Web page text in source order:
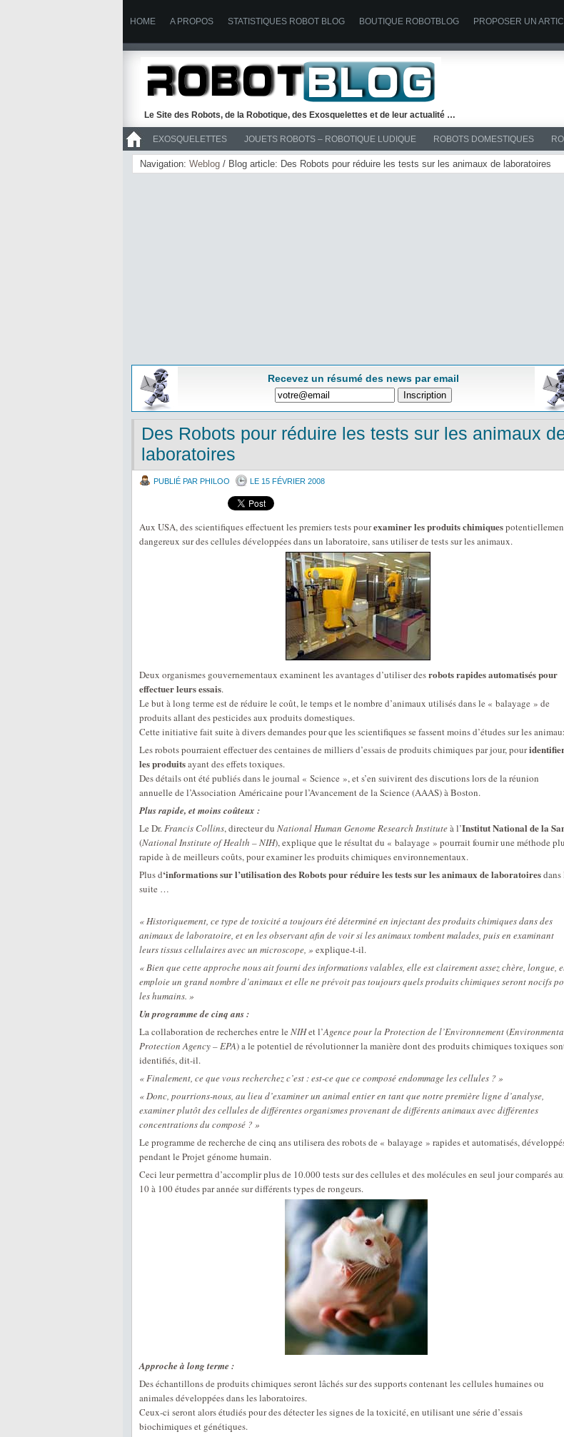
HOME A PROPOS STATISTIQUES ROBOT BLOG BOUTIQUE ROBOTBLOG PROPOSER UN
Le Site des Robots, de la Robotique, des Exosquelettes et de leur actualité …
EXOSQUELETTES JOUETS ROBOTS – ROBOTIQUE LUDIQUE ROBOTS DOMESTIQUES
>> ROBOTS
Navigation: Weblog / Blog article: Des Robots pour réduire les tests sur les animaux de laboratoires
Recevez un résumé des news par email
Des Robots pour réduire les tests sur les animaux
laboratoires
PUBLIÉ PAR PHILOO LE 15 FÉVRIER 2008
Aux USA, des scientifiques effectuent les premiers tests pourexaminer les produits chimiques
dangereux sur des cellules développées dans un laboratoire, sans utiliser de tests sur les animaux.
Deux organismes gouvernementaux examinent les avantages d’utiliser desrobots rapides automatisés pour
effectuer leurs essais.
Le but à long terme est de réduire le coût, le temps et le nombre d’animaux utilisés dans le « balayage » de
produits allant des pesticides aux produits domestiques.
Cette initiative fait suite à divers demandes pour que les scientifiques se fassent moins d’études sur les
Les robots pourraient effectuer des centaines de milliers d’essais de produits chimiques par jour, pour
les produitsayant des effets toxiques.
Des détails ont été publiés dans le journal « Science », et s’en suivirent des discutions lors de la réunion
annuelle de l’Association Américaine pour l’Avancement de la Science (AAAS) à Boston.
Plus rapide, et moins coûteux :
Le Dr.Francis Collins, directeur du National Human Genome Research Instituteà l’Institut National de la
(National Institute of Health – NIH), explique que le résultat du « balayage » pourrait fournir une méthode
rapide à de meilleurs coûts, pour examiner les produits chimiques environnementaux.
Plus d‘informations sur l’utilisation des Robots pour réduire les tests sur les animaux de laboratoiresdans
suite …
« Historiquement, ce type de toxicité a toujours été déterminé en injectant des produits chimiques dans des
animaux de laboratoire, et en les observant afin de voir si les animaux tombent malades, puis en examinant
leurs tissus cellulaires avec un microscope, » explique-t-il.
« Bien que cette approche nous ait fourni des informations valables, elle est clairement assez chère, longue,
emploie un grand nombre d’animaux et elle ne prévoit pas toujours quels produits chimiques seront nocifs
les humains. »
Un programme de cinq ans :
La collaboration de recherches entre le NIHet l’Agence pour la Protection de l’Environnement(
Protection Agency – EPA) a le potentiel de révolutionner la manière dont des produits chimiques toxiques
identifiés, dit-il.
« Finalement, ce que vous recherchez c’est : est-ce que ce composé endommage les cellules ? »
« Donc, pourrions-nous, au lieu d’examiner un animal entier en tant que notre première ligne d’analyse,
examiner plutôt des cellules de différentes organismes provenant de différents animaux avec différentes
concentrations du composé ? »
Le programme de recherche de cinq ans utilisera des robots de « balayage » rapides et automatisés,
pendant le Projet génome humain.
Ceci leur permettra d’accomplir plus de 10.000 tests sur des cellules et des molécules en seul jour comparés
10 à 100 études par année sur différents types de rongeurs.
Approche à long terme :
Des échantillons de produits chimiques seront lâchés sur des supports contenant les cellules humaines ou
animales développées dans les laboratoires.
Ceux-ci seront alors étudiés pour des détecter les signes de la toxicité, en utilisant une série d’essais
biochimiques et génétiques.